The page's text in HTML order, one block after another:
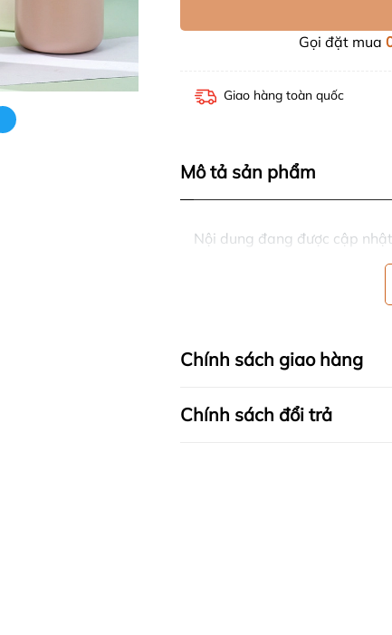
Gọi đặt mua
Giao hàng toàn quốc
Mô tả sản phẩm
Nội dung đang được cập nhật
Chính sách giao hàng
Chính sách đổi trả